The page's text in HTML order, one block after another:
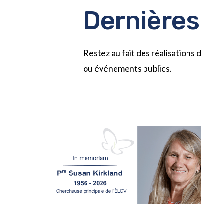
Restez au fait des réalisations
ou événements publics.